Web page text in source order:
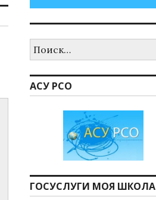
АСУ РСО
ГОСУСЛУГИ МОЯ ШКОЛА